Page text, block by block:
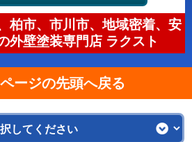
柏市、市川市、地域密着、安
外壁塗装専門店 ラクスト
ージの先頭へ戻る